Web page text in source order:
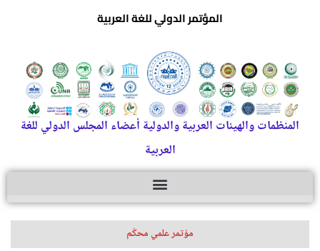
المؤتمر الدولي للغة العربية
المنظمات والهيئات العربية والدولية أعضاء المجلس الدولي للغة
العربية
مؤتمر علمي محكّم